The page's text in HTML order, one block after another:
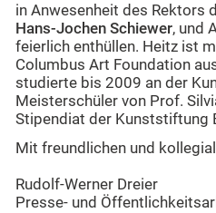
in Anwesenheit des Rektors
Hans-Jochen Schiewer, und
feierlich enthüllen. Heitz ist
Columbus Art Foundation
studierte bis 2009 an der
Meisterschüler von Prof.
Stipendiat der Kunststiftung
Mit freundlichen und
Rudolf-Werner Dreier
Presse- und